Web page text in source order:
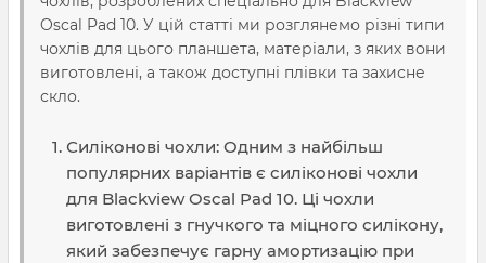
Oscal Pad 10. У цій статті ми розглянемо різні типи
чохлів для цього планшета, матеріали, з яких вони
виготовлені, а також доступні плівки та захисне
скло.
Силіконові чохли: Одним з найбільш
популярних варіантів є силіконові чохли
для Blackview Oscal Pad 10. Ці чохли
виготовлені з гнучкого та міцного силікону,
який забезпечує гарну амортизацію при